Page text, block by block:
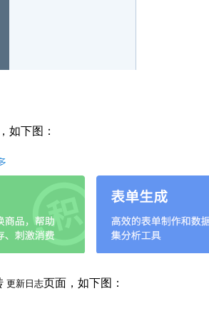
如下图：
更新日志页面，如下图：